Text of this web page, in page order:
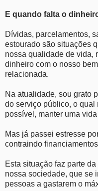
E quando falta o
Dívidas, parcelamentos,
estourado são situações
nossa qualidade de vida,
dinheiro com o nosso
relacionada.
Na atualidade, sou grato
do serviço público, o qual
possível, manter uma
Mas já passei estresse
contraindo
Esta situação faz parte
nossa sociedade, que se
pessoas a gastarem o